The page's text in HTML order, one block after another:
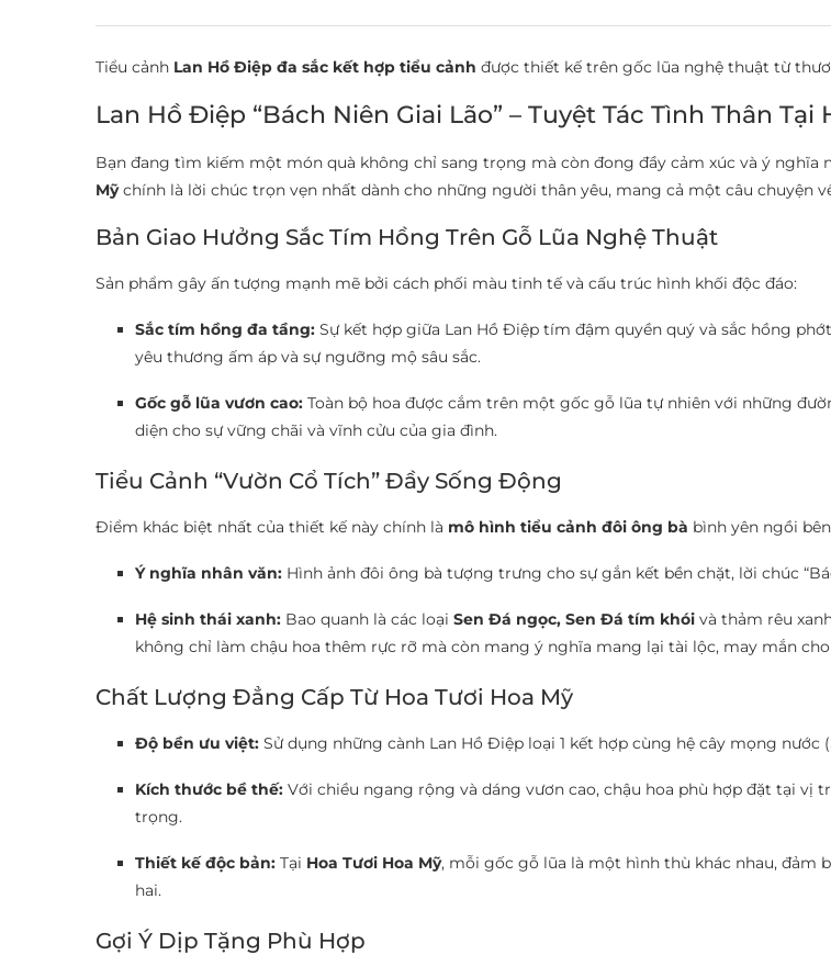
Tiểu cảnh Lan Hồ Điệp đa sắc kết hợp tiểu cảnh được thiết kế trên gốc lũa nghệ thuật từ
Lan Hồ Điệp “Bách Niên Giai Lão” – Tuyệt Tác Tình Thân Tại
Bạn đang tìm kiếm một món quà không chỉ sang trọng mà còn đong đầy cảm xúc và ý nghĩa
Mỹchính là lời chúc trọn vẹn nhất dành cho những người thân yêu, mang cả một câu chuyện
Bản Giao Hưởng Sắc Tím Hồng Trên Gỗ Lũa Nghệ Thuật
Sản phẩm gây ấn tượng mạnh mẽ bởi cách phối màu tinh tế và cấu trúc hình khối độc đáo:
Sắc tím hồng đa tầng: Sự kết hợp giữa Lan Hồ Điệp tím đậm quyền quý và sắc hồng
yêu thương ấm áp và sự ngưỡng mộ sâu sắc.
Gốc gỗ lũa vươn cao: Toàn bộ hoa được cắm trên một gốc gỗ lũa tự nhiên với những
diện cho sự vững chãi và vĩnh cửu của gia đình.
Tiểu Cảnh “Vườn Cổ Tích” Đầy Sống Động
Điểm khác biệt nhất của thiết kế này chính là mô hình tiểu cảnh đôi ông bà bình yên ngồi
Ý nghĩa nhân văn: Hình ảnh đôi ông bà tượng trưng cho sự gắn kết bền chặt, lời chúc
Hệ sinh thái xanh: Bao quanh là các loại Sen Đá ngọc, Sen Đá tím khói và thảm rêu
không chỉ làm chậu hoa thêm rực rỡ mà còn mang ý nghĩa mang lại tài lộc, may mắn
Chất Lượng Đẳng Cấp Từ Hoa Tươi Hoa Mỹ
Độ bền ưu việt: Sử dụng những cành Lan Hồ Điệp loại 1 kết hợp cùng hệ cây mọng
Kích thước bề thế: Với chiều ngang rộng và dáng vươn cao, chậu hoa phù hợp đặt tại
trọng.
Thiết kế độc bản: Tại Hoa Tươi Hoa Mỹ, mỗi gốc gỗ lũa là một hình thù khác nhau, đảm
hai.
Gợi Ý Dịp Tặng Phù Hợp